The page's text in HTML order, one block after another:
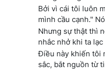
Bởi vì cái tôi luôn
mình cầu cạnh."
Nhưng sự thật thì
nhắc nhở khi ta lạc
Điều này khiến tôi
sắc, bắt nguồn từ